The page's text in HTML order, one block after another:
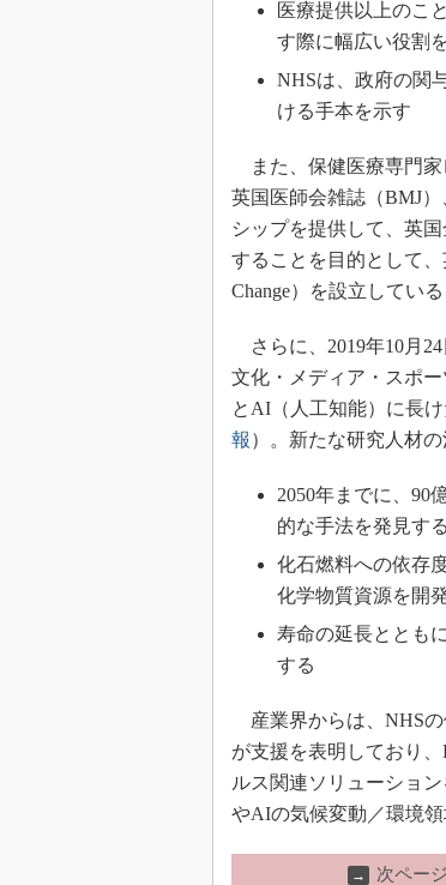
医療提供以上のこ
す際に幅広い役割
NHSは、政府の関
ける手本を示す
また、保健医療専門家
英国医師会雑誌（BMJ
シップを提供して、英
することを目的として、
Change）を設立している
さらに、2019年10月
文化・メディア・スポ
とAI（人工知能）に長
報 ）。新たな研究人材
2050年までに、90
的な手法を発見する
化石燃料への依存
化学物質資源を開
寿命の延長ととも
する
産業界からは、NHSの
が支援を表明しており
ルス関連ソリューショ
やAIの気候変動／環境
→ 次ページ